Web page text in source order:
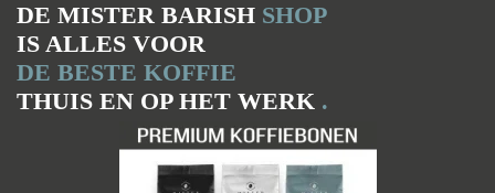
DE MISTER BARISH SHOP
IS ALLES VOOR
DE BESTE KOFFIE
THUIS EN OP HET WERK .